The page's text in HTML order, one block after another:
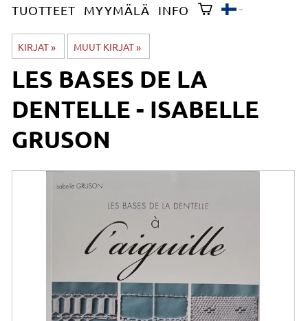
TUOTTEET MYYMÄLÄ INFO
KIRJAT‪» MUUT KIRJAT‪»
LES BASES DE LA
DENTELLE - ISABELLE
GRUSON